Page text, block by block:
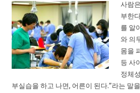
사람
부한
를 알
와 의
몸을
등 사
정체
부실습을 하고 나면, 어른이 된다.”라는 말